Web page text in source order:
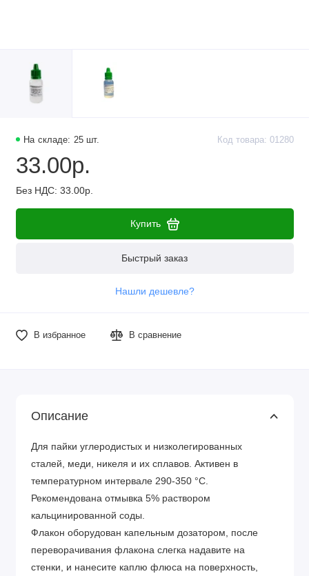
На складе: 25 шт. Код товара: 01280
33.00р.
Без НДС: 33.00р.
Купить
Быстрый заказ
Нашли дешевле?
В избранное В сравнение
Описание
Для пайки углеродистых и низколегированных
сталей, меди, никеля и их сплавов. Активен в
температурном интервале 290-350 °С.
Рекомендована отмывка 5% раствором
кальцинированной соды.
Флакон оборудован капельным дозатором, после
переворачивания флакона слегка надавите на
стенки, и нанесите каплю флюса на поверхность,